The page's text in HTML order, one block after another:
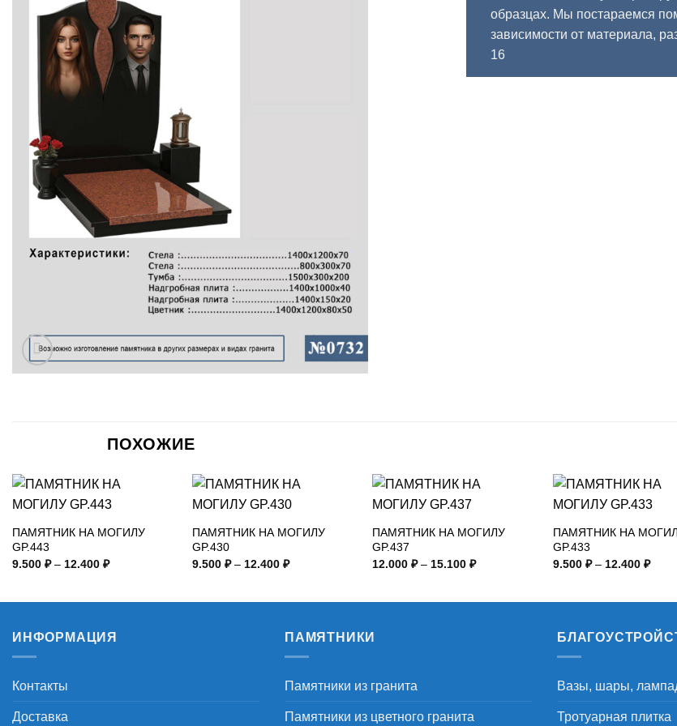
образцах. Мы постараемся
зависимости от материала,
16
ПОХОЖИЕ
ПАМЯТНИК НА МОГИЛУ
GP.443
9.500 ₽ – 12.400 ₽Диапазон
ПАМЯТНИК НА МОГИЛУ
GP.430
9.500₽ – 12.400₽Диапазон
ПАМЯТНИК НА МОГИЛУ
GP.437
12.000₽ – 15.100₽Диапазон
ПАМЯТНИК НА
GP.433
9.500 ₽ – 12.400 ₽
ИНФОРМАЦИЯ
Контакты
Доставка
ПАМЯТНИКИ
Памятники из гранита
Памятники из цветного гранита
Вазы, шары,
Тротуарная плитка